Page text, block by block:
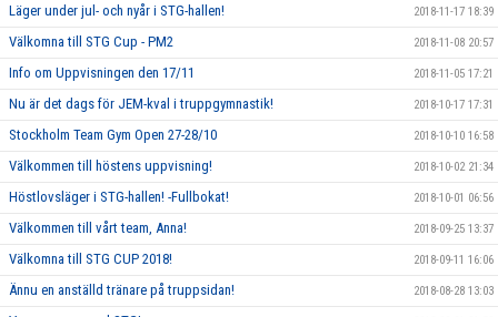
Läger under jul- och nyår i STG-hallen! 2018-11-17 18:39
Välkomna till STG Cup - PM2 2018-11-08 20:57
Info om Uppvisningen den 17/11 2018-11-05 17:21
Nu är det dags för JEM-kval i truppgymnastik! 2018-10-17 17:31
Stockholm Team Gym Open 27-28/10 2018-10-10 16:58
Välkommen till höstens uppvisning! 2018-10-02 21:34
Höstlovsläger i STG-hallen! -Fullbokat! 2018-10-01 06:56
Välkommen till vårt team, Anna! 2018-09-25 13:37
Välkomna till STG CUP 2018! 2018-09-11 16:06
Ännu en anställd tränare på truppsidan! 2018-08-28 13:03